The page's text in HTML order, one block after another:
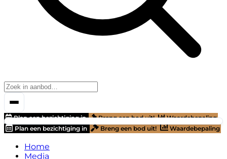
Plan een bezichtiging in Breng een bod uit!
Waardebepaling
Plan een bezichtiging in
Breng een bod uit! Waardebepaling
Home
Media